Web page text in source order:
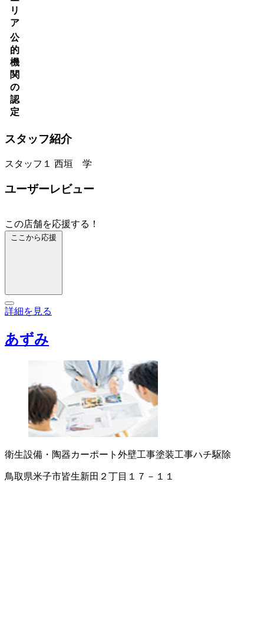
リ
ア
公
的
機
関
の
認
定
スタッフ紹介
スタッフ１ 西垣 学
ユーザーレビュー
この店舗を応援する！
ここから応援
詳細を見る
あずみ
衛生設備・陶器カーポート 外壁工事塗装工事ハチ駆除
鳥取県米子市皆生新田２丁目１７－１１